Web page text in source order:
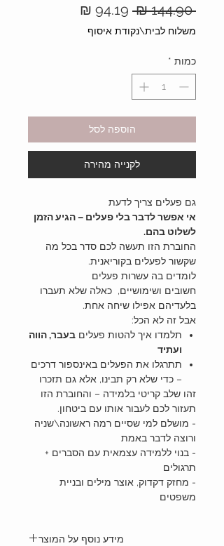
‏144.90 ‏₪
מחיר
רגיל
משלוח לבית\נקודת איסוף
כמות *
הוספה לסל
לקנייה מהירה
גם פעלים צריך לדעת
אי אפשר לדבר בלי פעלים – הגיע הזמן
לשלוט בהם.
החוברת הזו תעשה לכם סדר בכל מה
שקשור לפעלים בקוריאנית.
לומדים בה עשרות פעלים
חשובים ושימושיים, כאלה שלא תעברו
בלעדיהם אפילו שיחה אחת.
אבל זה לא הכל:
תלמדו איך להטות פעלים בעבר, הווה
ועתיד
תתרגלו את הפעלים באינספור דרכים
– כדי שלא רק תבינו, אלא גם תזכרו
זהו שלב קריטי בלמידה – והחוברת הזו
תעזור לכם לעבור אותו עם ביטחון.
- מושלם למי שסיים רמה ראשונה\שניה
ורוצה לדבר באמת
- בנוי ללמידה עצמאית עם הסברים +
תרגולים
- מחזק דקדוק, אוצר מילים ובניית
משפטים
מידע נוסף על המוצר